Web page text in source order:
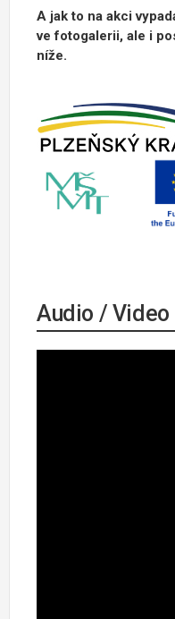
A jak to na akci
ve fotogalerii, ale i
níže.
Audio / Video